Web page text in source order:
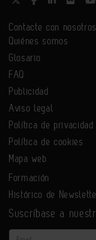
Contacte con nosotros
Quiénes somos
Glosario
FAQ
Publicidad
Aviso legal
Política de privacidad
Política de cookies
Mapa web
Formación
Histórico de
Suscríbase a
Email